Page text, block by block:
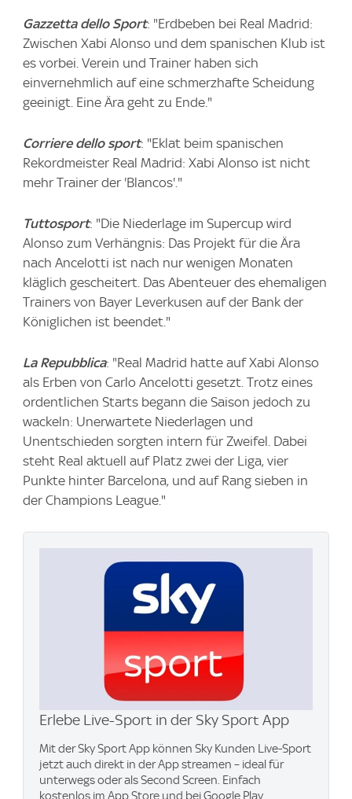
Gazzetta dello Sport: "Erdbeben bei Real Madrid:
Zwischen Xabi Alonso und dem spanischen Klub ist
es vorbei. Verein und Trainer haben sich
einvernehmlich auf eine schmerzhafte Scheidung
geeinigt. Eine Ära geht zu Ende."
Corriere dello sport: "Eklat beim spanischen
Rekordmeister Real Madrid: Xabi Alonso ist nicht
mehr Trainer der 'Blancos'."
Tuttosport: "Die Niederlage im Supercup wird
Alonso zum Verhängnis: Das Projekt für die Ära
nach Ancelotti ist nach nur wenigen Monaten
kläglich gescheitert. Das Abenteuer des ehemaligen
Trainers von Bayer Leverkusen auf der Bank der
Königlichen ist beendet."
La Repubblica: "Real Madrid hatte auf Xabi Alonso
als Erben von Carlo Ancelotti gesetzt. Trotz eines
ordentlichen Starts begann die Saison jedoch zu
wackeln: Unerwartete Niederlagen und
Unentschieden sorgten intern für Zweifel. Dabei
steht Real aktuell auf Platz zwei der Liga, vier
Punkte hinter Barcelona, und auf Rang sieben in
der Champions League."
Erlebe Live-Sport in der Sky Sport App
Mit der Sky Sport App können Sky Kunden Live-Sport
jetzt auch direkt in der App streamen – ideal für
unterwegs oder als Second Screen. Einfach
kostenlos im App Store und bei Google Play